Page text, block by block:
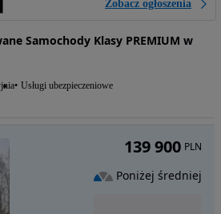
Zobacz ogłoszenia
Samochody Klasy PREMIUM w
Usługi ubezpieczeniowe
139 900 PLN
Poniżej średniej